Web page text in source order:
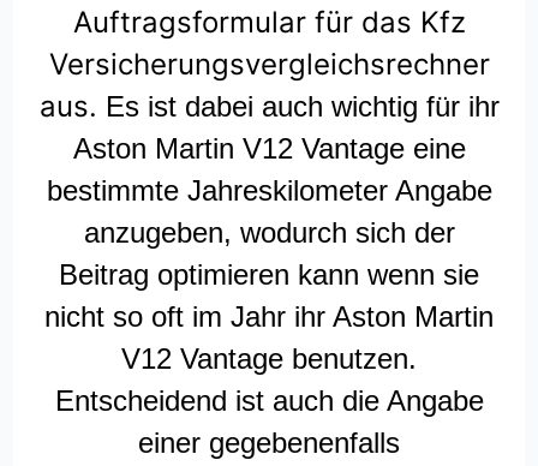
Auftragsformular für das Kfz
Versicherungsvergleichsrechner
aus. Es ist dabei auch wichtig für ihr
Aston Martin V12 Vantage eine
bestimmte Jahreskilometer Angabe
anzugeben, wodurch sich der
Beitrag optimieren kann wenn sie
nicht so oft im Jahr ihr Aston Martin
V12 Vantage benutzen.
Entscheidend ist auch die Angabe
einer gegebenenfalls